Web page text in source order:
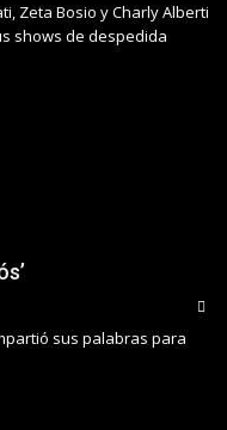
Zeta Bosio y Charly Alberti
shows de despedida
sus palabras para